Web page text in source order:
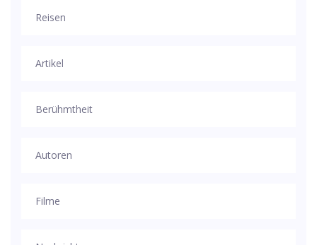
Reisen
Artikel
Berühmtheit
Autoren
Filme